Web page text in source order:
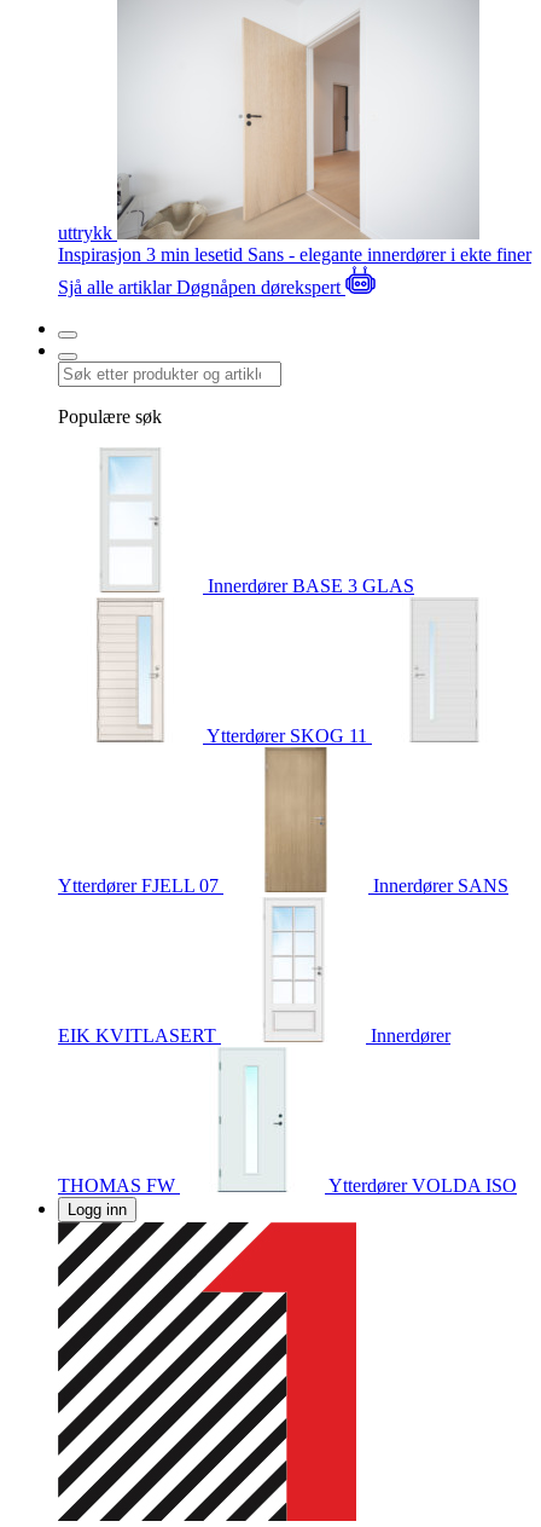
uttrykk
Inspirasjon 3 min lesetid Sans - elegante innerdører i ekte finer
Sjå alle artiklarDøgnåpen dørekspert
Populære søk
InnerdørerBASE 3 GLAS
Ytterdører SKOG 11
YtterdørerFJELL 07 Innerdører SANS
EIK KVITLASERT Innerdører
THOMAS FW YtterdørerVOLDA ISO
Logg inn